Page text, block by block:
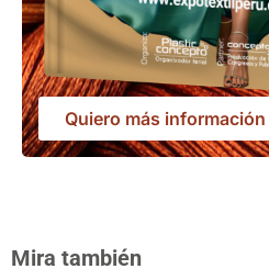
Quiero más información
Mira también